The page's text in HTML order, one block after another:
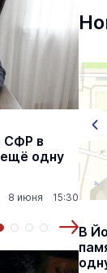
СФР в
одну
8 июня 15:30
в
В